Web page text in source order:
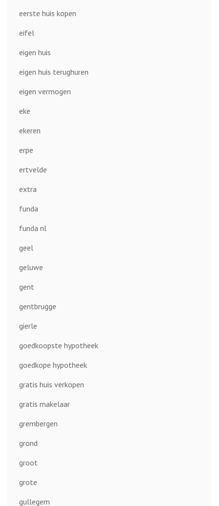
eerste huis kopen
eifel
eigen huis
eigen huis terughuren
eigen vermogen
eke
ekeren
erpe
ertvelde
extra
funda
funda nl
geel
geluwe
gent
gentbrugge
gierle
goedkoopste hypotheek
goedkope hypotheek
gratis huis verkopen
gratis makelaar
grembergen
grond
groot
grote
gullegem